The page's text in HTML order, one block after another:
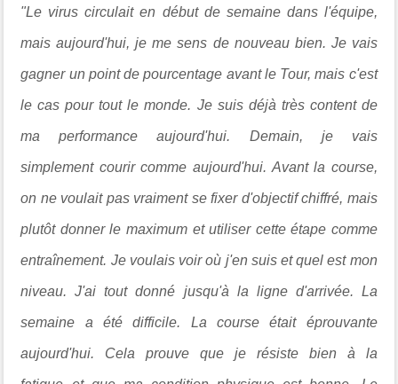
"Le virus circulait en début de semaine dans l'équipe,
mais aujourd'hui, je me sens de nouveau bien. Je vais
gagner un point de pourcentage avant le Tour, mais c'est
le cas pour tout le monde. Je suis déjà très content de
ma performance aujourd'hui. Demain, je vais
simplement courir comme aujourd'hui. Avant la course,
on ne voulait pas vraiment se fixer d'objectif chiffré, mais
plutôt donner le maximum et utiliser cette étape comme
entraînement. Je voulais voir où j'en suis et quel est mon
niveau. J'ai tout donné jusqu'à la ligne d'arrivée. La
semaine a été difficile. La course était éprouvante
aujourd'hui. Cela prouve que je résiste bien à la